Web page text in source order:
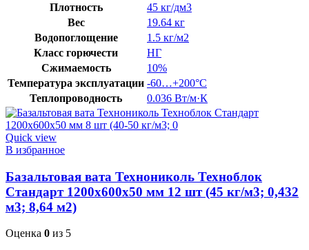
Плотность
45 кг/дм3
Вес
19.64 кг
Водопоглощение
1.5 кг/м2
Класс горючести
НГ
Сжимаемость
10%
Температура эксплуатации -60…+200°C
Теплопроводность
0.036 Вт/м·К
Quick view
В избранное
Базальтовая вата Технониколь Техноблок
Стандарт 1200х600х50 мм 12 шт (45 кг/м3; 0,432
м3; 8,64 м2)
Оценка 0 из 5